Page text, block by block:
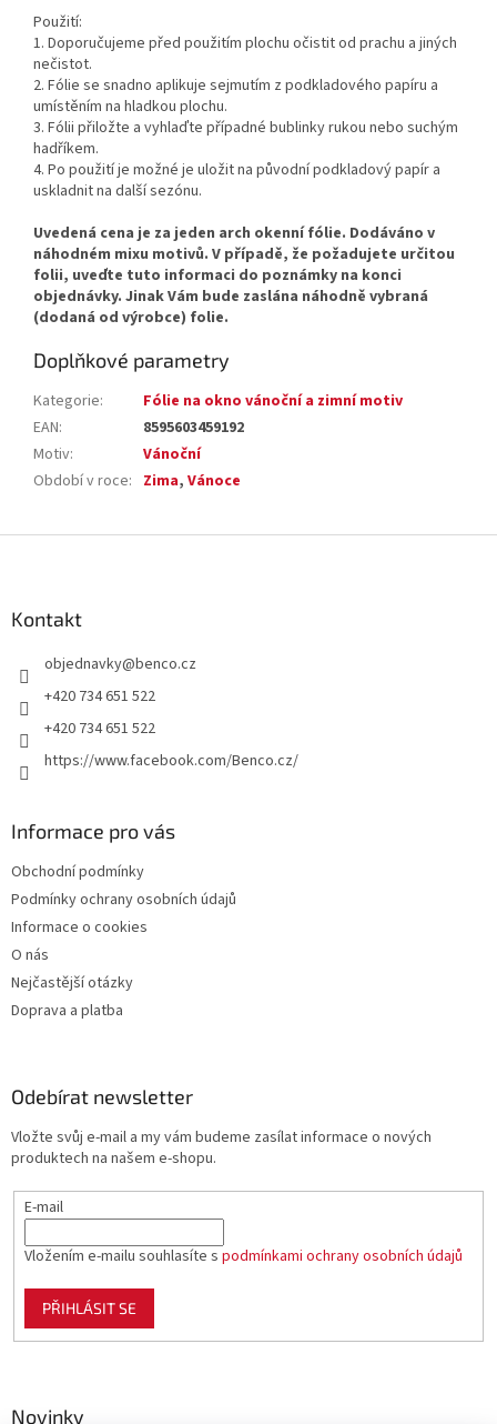
Použití:
1. Doporučujeme před použitím plochu očistit od prachu a jiných
nečistot.
2. Fólie se snadno aplikuje sejmutím z podkladového papíru a
umístěním na hladkou plochu.
3. Fólii přiložte a vyhlaďte případné bublinky rukou nebo suchým
hadříkem.
4. Po použití je možné je uložit na původní podkladový papír a
uskladnit na další sezónu.
Uvedená cena je za jeden arch okenní fólie. Dodáváno v
náhodném mixu motivů. V případě, že požadujete určitou
folii, uveďte tuto informaci do poznámky na konci
objednávky. Jinak Vám bude zaslána náhodně vybraná
(dodaná od výrobce) folie.
Doplňkové parametry
Kategorie:
Fólie na okno vánoční a zimní motiv
EAN:
8595603459192
Motiv:
Vánoční
Období v roce: Zima, Vánoce
Kontakt
objednavky@benco.cz
+420 734 651 522
+420 734 651 522
https://www.facebook.com/Benco.cz/
Informace pro vás
Obchodní podmínky
Podmínky ochrany osobních údajů
Informace o cookies
O nás
Nejčastější otázky
Doprava a platba
Odebírat newsletter
Vložte svůj e-mail a my vám budeme zasílat informace o nových
produktech na našem e-shopu.
E-mail
Vložením e-mailu souhlasíte s podmínkami ochrany osobních údajů
PŘIHLÁSIT SE
Novinky